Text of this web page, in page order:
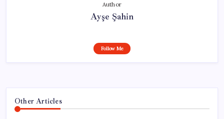
Author
Ayşe Şahin
Follow Me
Other Articles